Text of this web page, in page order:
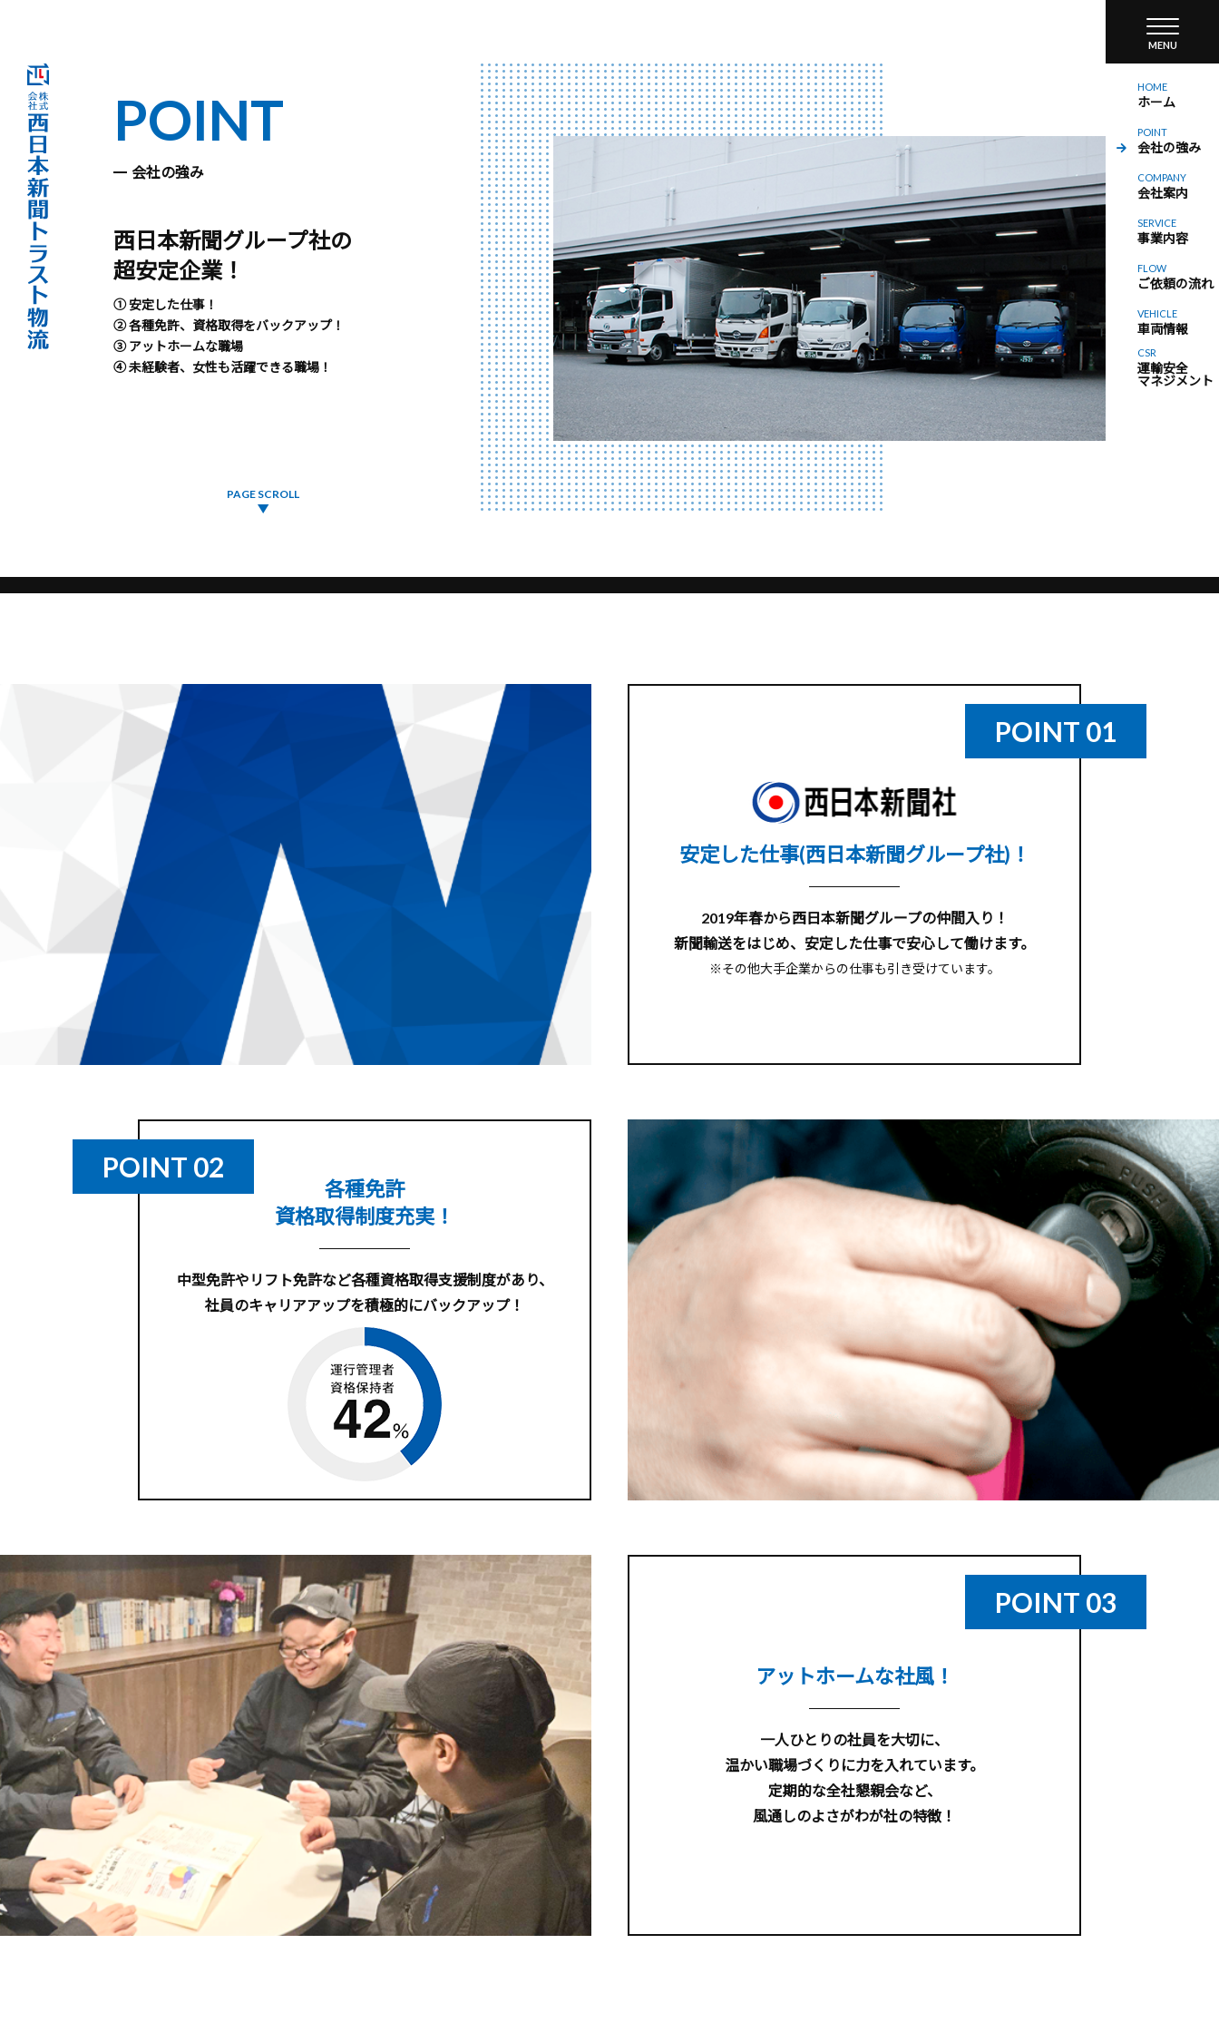
HOME
ホーム
POINT
会社の強み
COMPANY
会社案内
SERVICE
事業内容
FLOW
ご依頼の流れ
VEHICLE
車両情報
CSR
運輸安全
マネジメント
POINT
会社の強み
西日本新聞グループ社の
超安定企業！
① 安定した仕事！
② 各種免許、資格取得をバックアップ！
③ アットホームな職場
④ 未経験者、女性も活躍できる職場！
PAGE SCROLL
POINT 01
安定した仕事(西日本新聞グループ社)！
2019年春から西日本新聞グループの仲間入り！
新聞輸送をはじめ、安定した仕事で安心して働けます。
※その他大手企業からの仕事も引き受けています。
POINT 02
各種免許
資格取得制度充実！
中型免許やリフト免許など各種資格取得支援制度があり、
社員のキャリアアップを積極的にバックアップ！
POINT 03
アットホームな社風！
一人ひとりの社員を大切に、
温かい職場づくりに力を入れています。
定期的な全社懇親会など、
風通しのよさがわが社の特徴！